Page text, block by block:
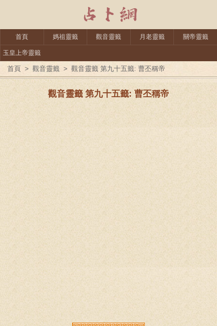
首頁 媽祖靈籤 觀音靈籤 月老靈籤 關帝靈籤
玉皇上帝靈籤
首頁 > 觀音靈籤 > 觀音靈籤 第九十五籤: 曹丕稱帝
觀音靈籤 第九十五籤: 曹丕稱帝